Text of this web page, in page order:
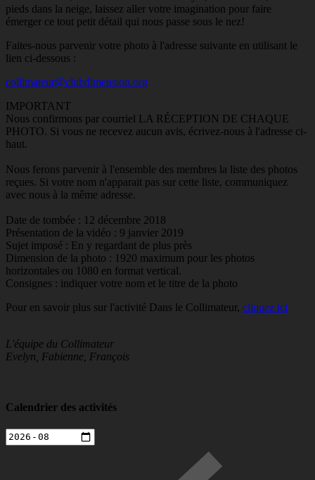
pieds dans la neige, laissez aller votre imagination pour faire
émerger ce tout petit détail qui nous passe sous le nez!
Faites-nous parvenir votre photo à l'adresse suivante en utilisant le
lien ci-dessous :
collimateur@clubdimension.org
IMPORTANT
Nous confirmons par courriel LA RÉCEPTION DE CHAQUE
PHOTO. Si vous ne recevez aucun avis, écrivez-nous à l'adresse ci-
haut.
Nous ferons parvenir à l'ensemble des membres la liste des photos
reçues. Si votre nom n'apparait pas sur cette liste, communiquez
avec nous à la même adresse.
Date de tombée : 12 décembre 2018
Présentation de la vidéo : 9 janvier 2019
Sujet imposé : En y regardant de plus près
Dimension de la photo : 1920 maximum pour les photos
horizontales ou 1080 en format vertical.
Consignes : indiquer votre nom et le titre de la photo
Pour en savoir plus sur l'activité Dans le Collimateur, cliquez ici
L'équipe du Collimateur
Evelyn, Fabienne, François
Calendrier des activités